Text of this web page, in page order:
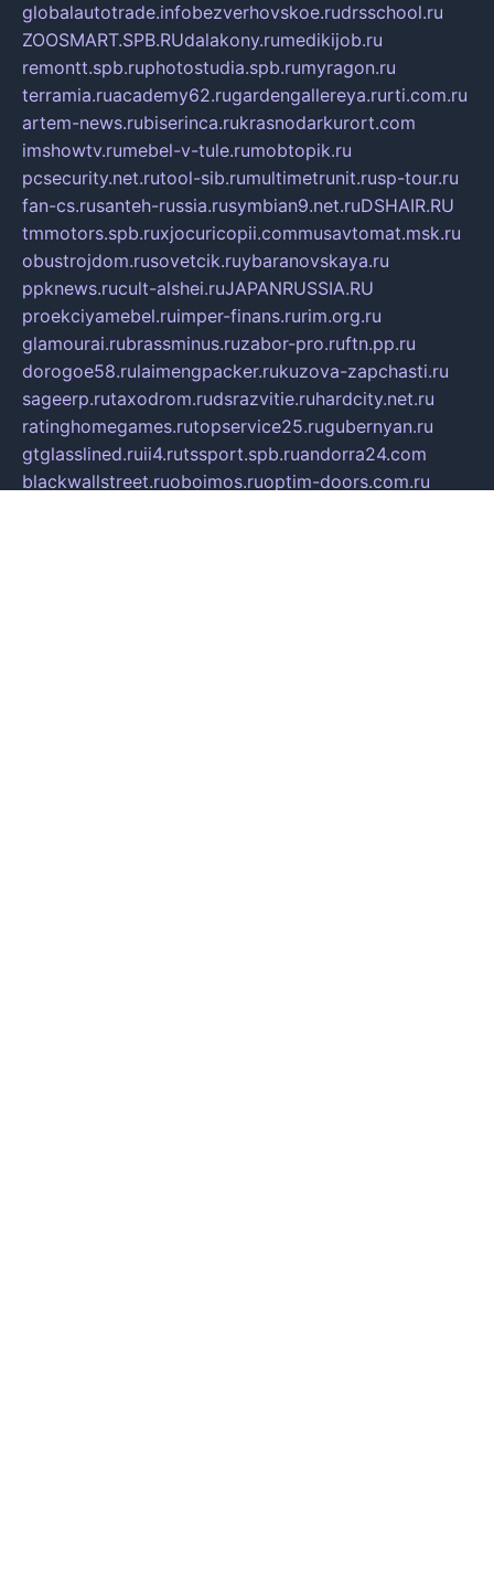
globalautotrade.infobezverhovskoe.rudrsschool.ru
ZOOSMART.SPB.RUdalakony.rumedikijob.ru
remontt.spb.ruphotostudia.spb.rumyragon.ru
terramia.ruacademy62.rugardengallereya.rurti.com.ru
artem-news.rubiserinca.rukrasnodarkurort.com
imshowtv.rumebel-v-tule.rumobtopik.ru
pcsecurity.net.rutool-sib.rumultimetrunit.rusp-tour.ru
fan-cs.rusanteh-russia.rusymbian9.net.ruDSHAIR.RU
tmmotors.spb.ruxjocuricopii.commusavtomat.msk.ru
obustrojdom.rusovetcik.ruybaranovskaya.ru
ppknews.rucult-alshei.ruJAPANRUSSIA.RU
proekciyamebel.ruimper-finans.rurim.org.ru
glamourai.rubrassminus.ruzabor-pro.ruftn.pp.ru
dorogoe58.rulaimengpacker.rukuzova-zapchasti.ru
sageerp.rutaxodrom.rudsrazvitie.ruhardcity.net.ru
ratinghomegames.rutopservice25.rugubernyan.ru
gtglasslined.ruii4.rutssport.spb.ruandorra24.com
blackwallstreet.ruoboimos.ruoptim-doors.com.ru